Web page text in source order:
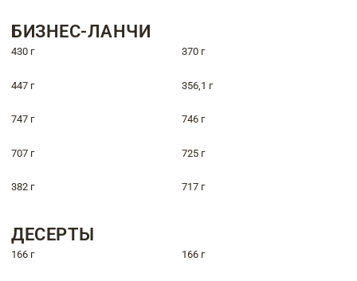
БИЗНЕС-ЛАНЧИ
430 г 370 г
447 г 356,1 г
747 г 746 г
707 г 725 г
382 г 717 г
ДЕСЕРТЫ
166 г 166 г